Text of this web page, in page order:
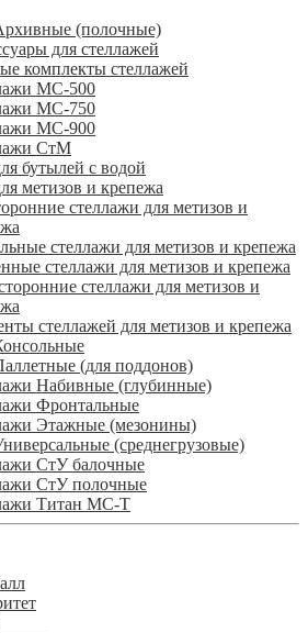
(полочные)
для стеллажей
комплекты стеллажей
МС-500
МС-750
МС-900
СтМ
бутылей с водой
метизов и крепежа
стеллажи для метизов и
стеллажи для метизов и крепежа
стеллажи для метизов и крепежа
стеллажи для метизов и
стеллажей для метизов и крепежа
(для поддонов)
Набивные (глубинные)
Фронтальные
Этажные (мезонины)
(среднегрузовые)
СтУ балочные
СтУ полочные
Титан МС-Т